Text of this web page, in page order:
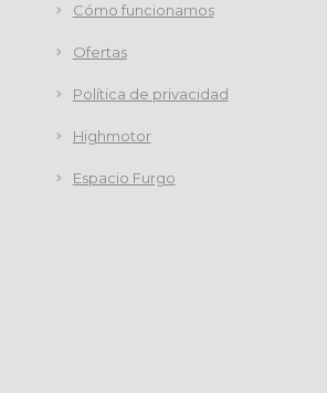
Cómo funcionamos
Ofertas
Política de privacidad
Highmotor
Espacio Furgo